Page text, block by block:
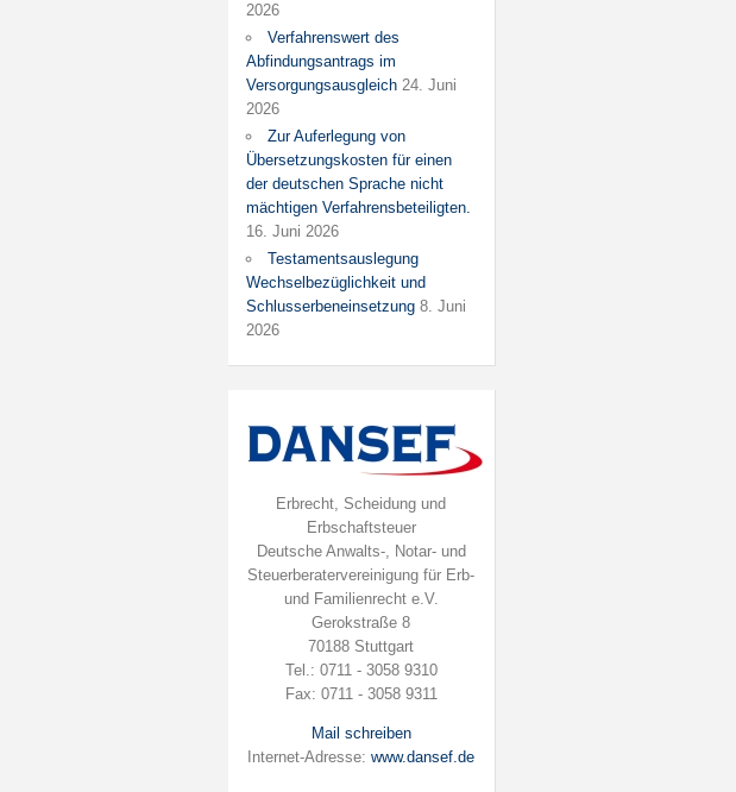
2026
Verfahrenswert des
Abfindungsantrags im
Versorgungsausgleich 24. Juni
2026
Zur Auferlegung von
Übersetzungskosten für einen
der deutschen Sprache nicht
mächtigen Verfahrensbeteiligten.
16. Juni 2026
Testamentsauslegung
Wechselbezüglichkeit und
Schlusserbeneinsetzung 8. Juni
2026
Erbrecht, Scheidung und
Erbschaftsteuer
Deutsche Anwalts-, Notar- und
Steuerberatervereinigung für Erb-
und Familienrecht e.V.
Gerokstraße 8
70188 Stuttgart
Tel.: 0711 - 3058 9310
Fax: 0711 - 3058 9311
Mail schreiben
Internet-Adresse:www.dansef.de